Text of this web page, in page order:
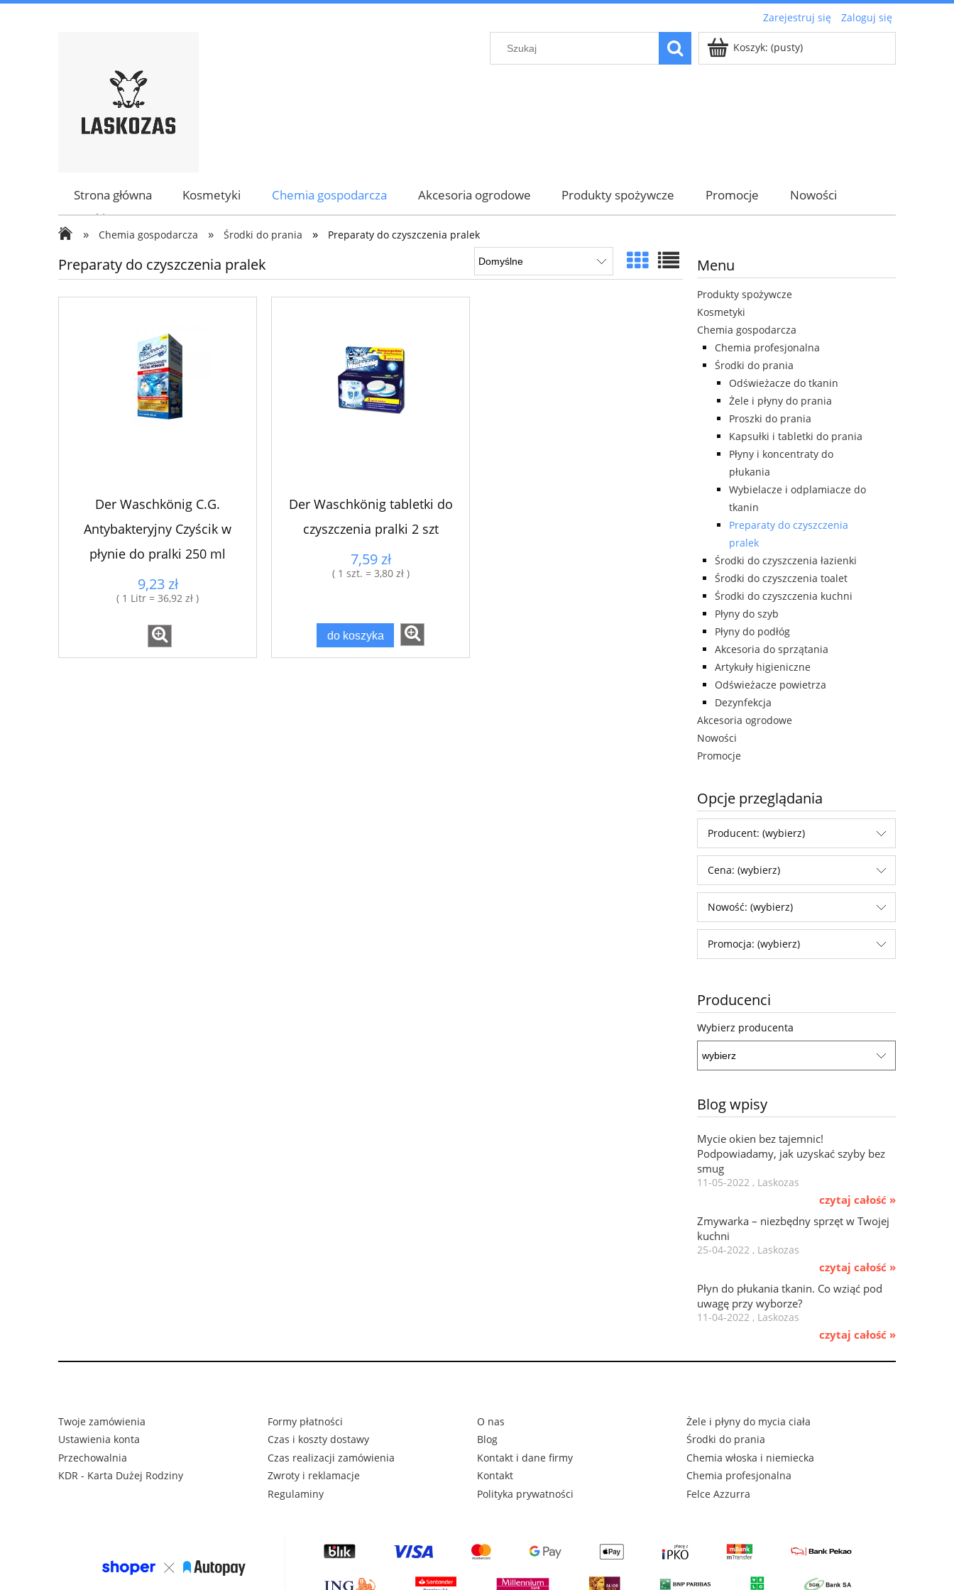
Zarejestruj się Zaloguj się
Koszyk: (pusty)
Strona główna Kosmetyki Chemia gospodarcza Akcesoria ogrodowe Produkty spożywcze Promocje
Nowości
Marki
»
Chemia gospodarcza » Środki do prania » Preparaty do czyszczenia pralek
Preparaty do czyszczenia pralek
Der Waschkönig C.G.
Antybakteryjny Czyścik w
płynie do pralki 250 ml
9,23 zł
( 1 Litr = 36,92 zł )
Der Waschkönig tabletki do
czyszczenia pralki 2 szt
7,59 zł
( 1 szt. = 3,80 zł )
do koszyka
Menu
Produkty spożywcze
Kosmetyki
Chemia gospodarcza
Chemia profesjonalna
Środki do prania
Odświeżacze do tkanin
Żele i płyny do prania
Proszki do prania
Kapsułki i tabletki do prania
Płyny i koncentraty do
płukania
Wybielacze i odplamiacze do
tkanin
Preparaty do czyszczenia
pralek
Środki do czyszczenia łazienki
Środki do czyszczenia toalet
Środki do czyszczenia kuchni
Płyny do szyb
Płyny do podłóg
Akcesoria do sprzątania
Artykuły higieniczne
Odświeżacze powietrza
Dezynfekcja
Akcesoria ogrodowe
Nowości
Promocje
Opcje przeglądania
Producent: (wybierz)
Cena: (wybierz)
Nowość: (wybierz)
Promocja: (wybierz)
Producenci
Wybierz producenta
Blog wpisy
Mycie okien bez tajemnic!
Podpowiadamy, jak uzyskać szyby bez
smug
11-05-2022 , Laskozas
czytaj całość »
Zmywarka – niezbędny sprzęt w Twojej
kuchni
25-04-2022 , Laskozas
czytaj całość »
Płyn do płukania tkanin. Co wziąć pod
uwagę przy wyborze?
11-04-2022 , Laskozas
czytaj całość »
Twoje zamówienia
Ustawienia konta
Przechowalnia
KDR - Karta Dużej Rodziny
Formy płatności
Czas i koszty dostawy
Czas realizacji zamówienia
Zwroty i reklamacje
Regulaminy
O nas
Blog
Kontakt i dane firmy
Kontakt
Polityka prywatności
Żele i płyny do mycia ciała
Środki do prania
Chemia włoska i niemiecka
Chemia profesjonalna
Felce Azzurra